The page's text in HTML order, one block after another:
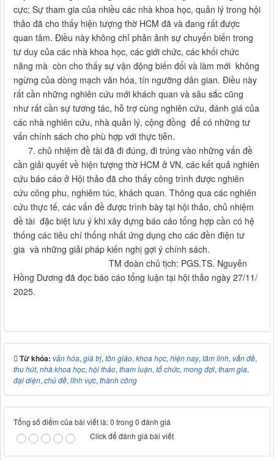
cực; Sự tham gia của nhiều các nhà khoa học, quản lý trong hội
thảo đã cho thấy hiện tượng thờ HCM đã và đang rất được
quan tâm. Điều này không chỉ phản ảnh sự chuyển biến trong
tư duy của các nhà khoa học, các giới chức, các khối chức
năng mà còn cho thấy sự vận động biến đổi và làm mới không
ngừng của dòng mạch văn hóa, tín ngưỡng dân gian. Điều này
rất cần những nghiên cứu mới khách quan và sâu sắc cũng
như rất cần sự tương tác, hỗ trợ cùng nghiên cứu, đánh giá của
các nhà nghiên cứu, nhà quản lý, cộng đồng để có những tư
vấn chính sách cho phù hợp với thực tiễn.
7. chủ nhiệm đề tài đã đi đúng, đi trúng vào những vấn đề
cần giải quyết về hiện tượng thờ HCM ở VN, các kết quả nghiên
cứu báo cáo ở Hội thảo đã cho thấy công trình được nghiên
cứu công phu, nghiêm túc, khách quan. Thông qua các nghiên
cứu thực tế, các vấn đề được trình bày tại hội thảo, chủ nhiệm
đề tài đặc biệt lưu ý khi xây dựng báo cáo tổng hợp cần có hệ
thống các tiêu chí thống nhất ứng dụng cho các đền điện tư
gia và những giải pháp kiến nghị gợi ý chính sách.
TM đoàn chủ tịch: PGS.TS. Nguyễn
Hồng Dương đã đọc báo cáo tổng luận tại hội thảo ngày 27/11/
2025.
Từ khóa: văn hóa, giá trị, tôn giáo, khoa học, hiện nay, tâm linh, vấn đề,
thu hút, nhà khoa học, hội thảo, tham luận, tổ chức, mong đợi, tham gia,
đại diện, chủ đề, lĩnh vực, thành công
Tổng số điểm của bài viết là: 0 trong 0 đánh giá
Click để đánh giá bài viết